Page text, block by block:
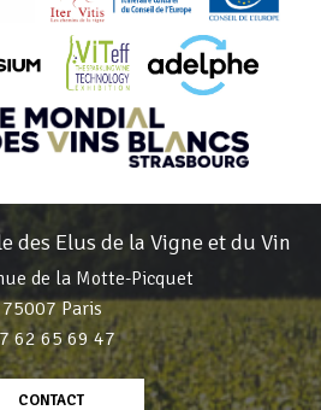
des Elus de la Vigne et du Vin
de la Motte-Picquet
75007 Paris
62 65 69 47
CONTACT